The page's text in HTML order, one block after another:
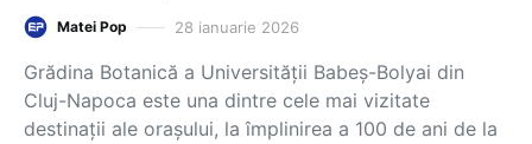
Matei Pop 28 ianuarie 2026
Grădina Botanică a Universității Babeș-Bolyai din
Cluj-Napoca este una dintre cele mai vizitate
destinații ale orașului, la împlinirea a 100 de ani de la